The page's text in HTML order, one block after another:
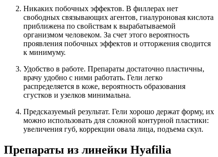
Никаких побочных эффектов. В филлерах нет
свободных связывающих агентов, гиалуроновая кислота
приближена по свойствам к вырабатываемой
организмом человеком. За счет этого вероятность
проявления побочных эффектов и отторжения сводится
к минимуму.
Удобство в работе. Препараты достаточно пластичны,
врачу удобно с ними работать. Гели легко
распределяется в коже, вероятность образования
сгустков и узелков минимальна.
Предсказуемый результат. Гели хорошо держат форму, их
можно использовать для сложной контурной пластики:
увеличения губ, коррекции овала лица, подъема скул.
Препараты из линейки Hyafilia